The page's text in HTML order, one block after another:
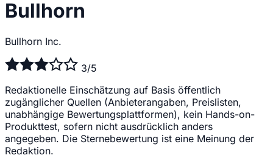
Bullhorn
Bullhorn Inc.
3/5
Redaktionelle Einschätzung auf Basis öffentlich
zugänglicher Quellen (Anbieterangaben, Preislisten,
unabhängige Bewertungsplattformen), kein Hands-on-
Produkttest, sofern nicht ausdrücklich anders
angegeben. Die Sternebewertung ist eine Meinung der
Redaktion.